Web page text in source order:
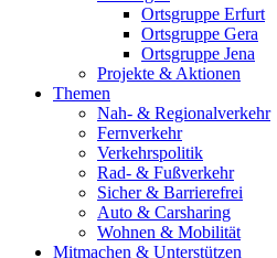
Ortsgruppe Erfurt
Ortsgruppe Gera
Ortsgruppe Jena
Projekte & Aktionen
Themen
Nah- & Regionalverkehr
Fernverkehr
Verkehrspolitik
Rad- & Fußverkehr
Sicher & Barrierefrei
Auto & Carsharing
Wohnen & Mobilität
Mitmachen & Unterstützen